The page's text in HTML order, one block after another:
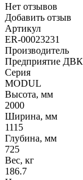
Нет отзывов
Добавить отзыв
Артикул
ER-00023231
Производитель
Предприятие ДВК
Серия
MODUL
Высота, мм
2000
Ширина, мм
1115
Глубина, мм
725
Вес, кг
186.7